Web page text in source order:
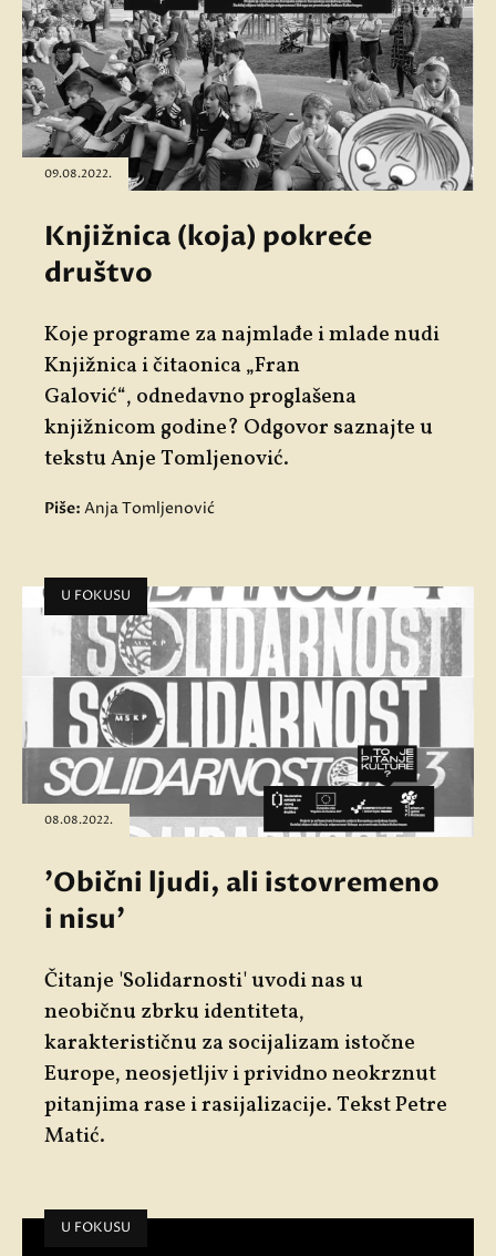
09.08.2022.
Knjižnica (koja) pokreće
društvo
Koje programe za najmlađe i mlade nudi
Knjižnica i čitaonica „Fran
Galović“, odnedavno proglašena
knjižnicom godine? Odgovor saznajte u
tekstu Anje Tomljenović.
Piše: Anja Tomljenović
U FOKUSU
08.08.2022.
'Obični ljudi, ali istovremeno
i nisu'
Čitanje 'Solidarnosti' uvodi nas u
neobičnu zbrku identiteta,
karakterističnu za socijalizam istočne
Europe, neosjetljiv i prividno neokrznut
pitanjima rase i rasijalizacije. Tekst Petre
Matić.
U FOKUSU